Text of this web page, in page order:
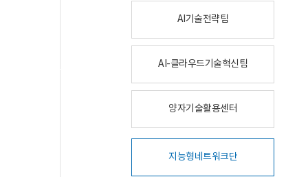
AI기술전략팀
AI-클라우드기술혁신팀
양자기술활용센터
지능형네트워크단